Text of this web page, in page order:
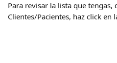
Para revisar la lista que tengas,
Clientes/Pacientes, haz click en